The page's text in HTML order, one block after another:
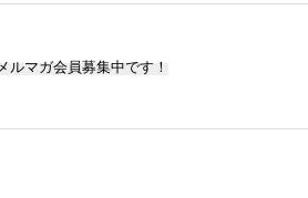
ルマガ会員募集中です！